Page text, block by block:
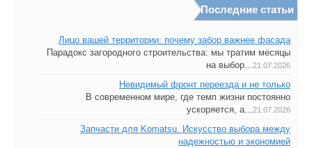
Последние статьи
Лицо вашей территории: почему забор важнее фасада
Парадокс загородного строительства: мы тратим месяцы
на выбор...21.07.2026
Невидимый фронт переезда и не только
В современном мире, где темп жизни постоянно
ускоряется, а...21.07.2026
Запчасти для Komatsu. Искусство выбора между
надежностью и экономией